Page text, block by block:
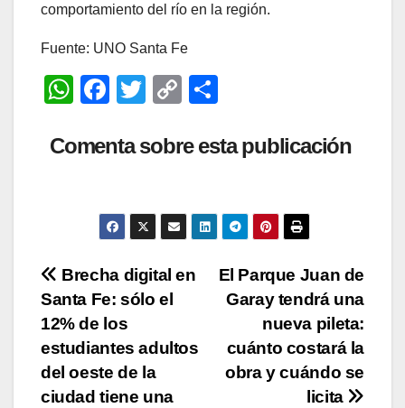
comportamiento del río en la región.
Fuente: UNO Santa Fe
W
at
F
c
b
o
k
T
tt
C
p
Li
n
m
ar
tir
Comenta sobre esta publicación
Navegación
de
entradas
El Parque Juan de
Garay tendrá una
nueva pileta:
cuánto costará la
obra y cuándo se
licita
Brecha digital en
Santa Fe: sólo el
12% de los
estudiantes adultos
del oeste de la
ciudad tiene una